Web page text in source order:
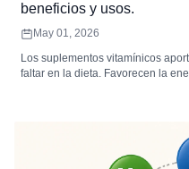
beneficios y usos.
May 01, 2026
Los suplementos vitamínicos
faltar en la dieta. Favorecen la